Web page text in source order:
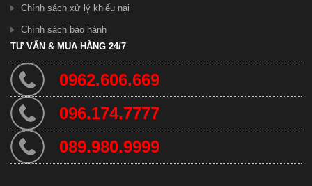
Xe Đạp Nữ Xaming
1.300.000 ₫
Chính sách xử lý khiếu nại
Chính sách bảo hành
TƯ VẤN & MUA HÀNG 24/7
0962.606.669
096.174.7777
089.980.9999